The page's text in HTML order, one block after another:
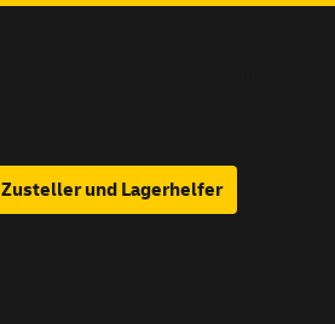
Zusteller und Lagerhelfer